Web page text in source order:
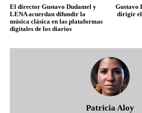
El director Gustavo Dudamel y
LENA acuerdan difundir la
música clásica en las plataformas
digitales de los diarios
Gustavo
dirigir el
Patricia Aloy